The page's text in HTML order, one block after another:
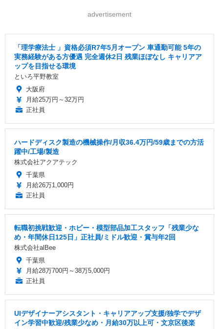
advertisement
「理学療法士 」資格必須R7年5月オープン 車通勤可能 5年の
実務経験がある方優遇 完全週休2日 残業ほぼなし キャリアア
ップを目指せる環境
といろ平野教室
大阪府
月給25万円～32万円
正社員
ハードディスク製造の機械操作/月収36.4万円/59歳までの方活
躍中/工場/製造
株式会社アクアテック
千葉県
月給26万1,000円
正社員
転職初挑戦歓迎・ホビー・模型部品加工スタッフ「残業少な
め・年間休日125日」正社員/ミドル歓迎・賞与年2回
株式会社alBee
千葉県
月給28万700円～38万5,000円
正社員
UIデザイナーアシスタント・キャリアアップ支援/独学でデザ
イン学習中歓迎/残業少なめ・月給30万以上可・文京区後楽